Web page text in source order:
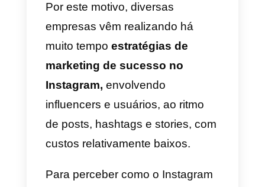
O crescimento contínuo do
Instagram ao longo do tempo
trouxe um número incrível de
usuários ativos por mês:
dados dizem-nosque há mais de
mil milhões de pessoas a utilizar
Facebook.